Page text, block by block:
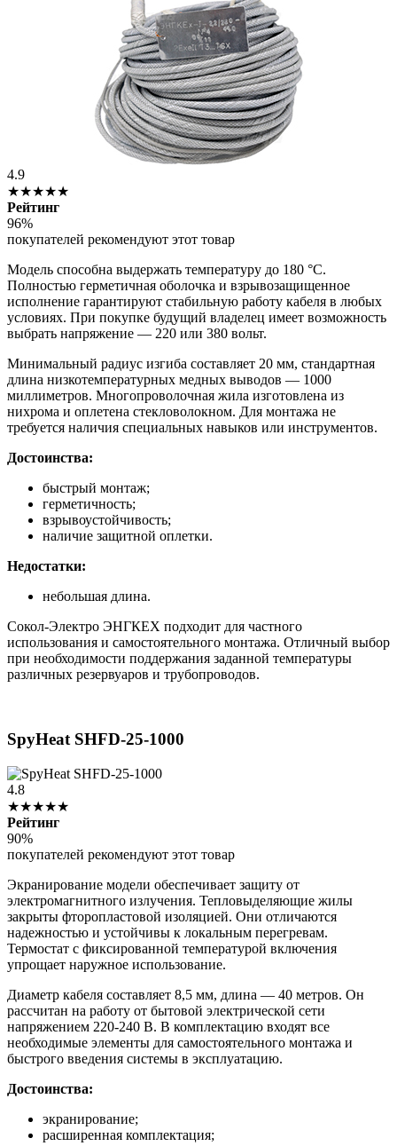
4.9
★★★★★
Рейтинг
96%
покупателей рекомендуют этот товар
Модель способна выдержать температуру до 180 °С.
Полностью герметичная оболочка и взрывозащищенное
исполнение гарантируют стабильную работу кабеля в любых
условиях. При покупке будущий владелец имеет возможность
выбрать напряжение — 220 или 380 вольт.
Минимальный радиус изгиба составляет 20 мм, стандартная
длина низкотемпературных медных выводов — 1000
миллиметров. Многопроволочная жила изготовлена из
нихрома и оплетена стекловолокном. Для монтажа не
требуется наличия специальных навыков или инструментов.
Достоинства:
быстрый монтаж;
герметичность;
взрывоустойчивость;
наличие защитной оплетки.
Недостатки:
небольшая длина.
Сокол-Электро ЭНГКЕХ подходит для частного
использования и самостоятельного монтажа. Отличный выбор
при необходимости поддержания заданной температуры
различных резервуаров и трубопроводов.
SpyHeat SHFD-25-1000
4.8
★★★★★
Рейтинг
90%
покупателей рекомендуют этот товар
Экранирование модели обеспечивает защиту от
электромагнитного излучения. Тепловыделяющие жилы
закрыты фторопластовой изоляцией. Они отличаются
надежностью и устойчивы к локальным перегревам.
Термостат с фиксированной температурой включения
упрощает наружное использование.
Диаметр кабеля составляет 8,5 мм, длина — 40 метров. Он
рассчитан на работу от бытовой электрической сети
напряжением 220-240 В. В комплектацию входят все
необходимые элементы для самостоятельного монтажа и
быстрого введения системы в эксплуатацию.
Достоинства:
экранирование;
расширенная комплектация;